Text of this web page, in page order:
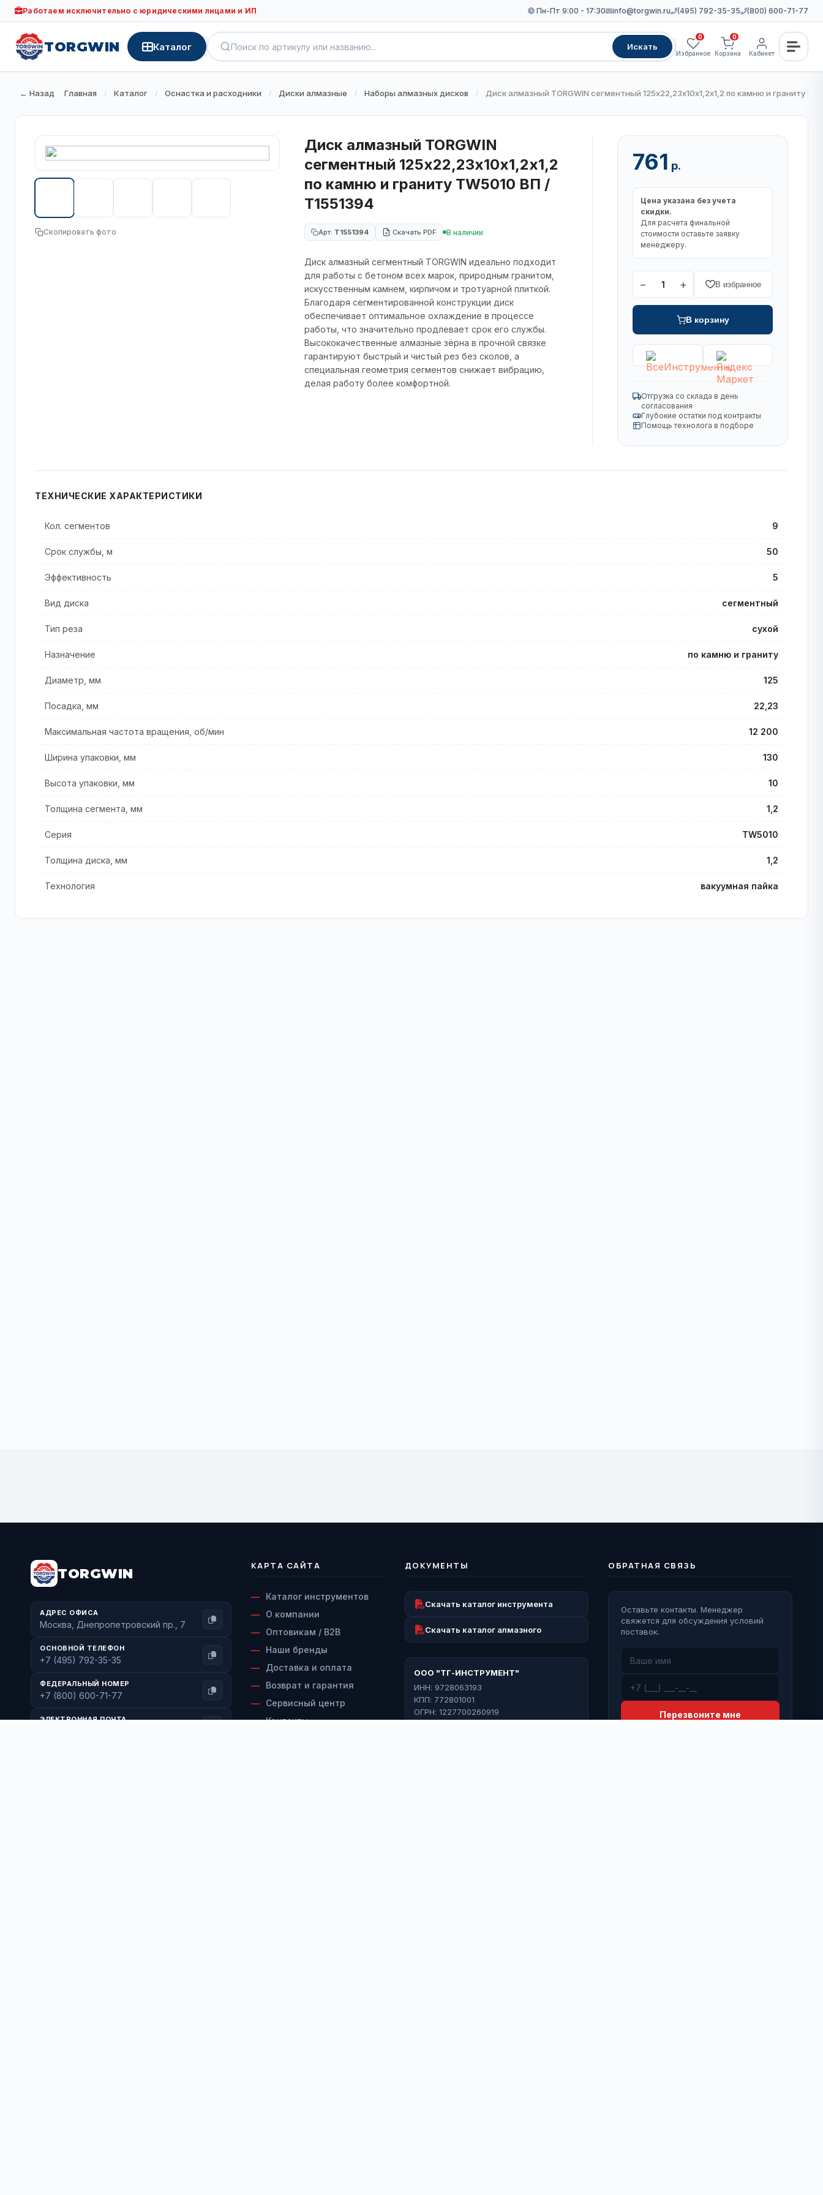
Работаем исключительно с юридическими лицами и ИП Пн-Пт 9:00 - 17:30 info@torgwin.ru (495) 792-35-35 (800) 600-71-77
TORGWIN Каталог Искать
0
Избранное
0
Корзина Кабинет
← Назад Главная / Каталог / Оснастка и расходники / Диски алмазные / Наборы алмазных дисков / Диск алмазный TORGWIN сегментный 125х22,23х10х1,2х1,2 по камню и граниту
Скопировать фото
Диск алмазный TORGWIN
сегментный 125х22,23х10х1,2х1,2
по камню и граниту TW5010 ВП /
T1551394
Арт: T1551394 Скачать PDF В наличии
Диск алмазный сегментный TORGWIN идеально подходит
для работы с бетоном всех марок, природным гранитом,
искусственным камнем, кирпичом и тротуарной плиткой.
Благодаря сегментированной конструкции диск
обеспечивает оптимальное охлаждение в процессе
работы, что значительно продлевает срок его службы.
Высококачественные алмазные зёрна в прочной связке
гарантируют быстрый и чистый рез без сколов, а
специальная геометрия сегментов снижает вибрацию,
делая работу более комфортной.
761 р.
Цена указана без учета
скидки.
Для расчета финальной
стоимости оставьте заявку
менеджеру.
− 1 + В избранное
В корзину
Отгрузка со склада в день
согласования
Глубокие остатки под контракты
Помощь технолога в подборе
ТЕХНИЧЕСКИЕ ХАРАКТЕРИСТИКИ
Кол. cегментов 9
Срок службы, м 50
Эффективность 5
Вид диска сегментный
Тип реза сухой
Назначение по камню и граниту
Диаметр, мм 125
Посадка, мм 22,23
Максимальная частота вращения, об/мин 12 200
Ширина упаковки, мм 130
Высота упаковки, мм 10
Толщина сегмента, мм 1,2
Серия TW5010
Толщина диска, мм 1,2
Технология вакуумная пайка
TORGWIN
АДРЕС ОФИСА
Москва, Днепропетровский пр., 7
ОСНОВНОЙ ТЕЛЕФОН
+7 (495) 792-35-35
ФЕДЕРАЛЬНЫЙ НОМЕР
+7 (800) 600-71-77
ЭЛЕКТРОННАЯ ПОЧТА
КАРТА САЙТА
Каталог инструментов
О компании
Оптовикам / B2B
Наши бренды
Доставка и оплата
Возврат и гарантия
Сервисный центр
Контакты
ДОКУМЕНТЫ
Скачать каталог инструмента
Скачать каталог алмазного
ООО "ТГ-ИНСТРУМЕНТ"
ИНН: 9728063193
КПП: 772801001
ОГРН: 1227700260919
ОБРАТНАЯ СВЯЗЬ
Оставьте контакты. Менеджер
свяжется для обсуждения условий
поставок.
Перезвоните мне